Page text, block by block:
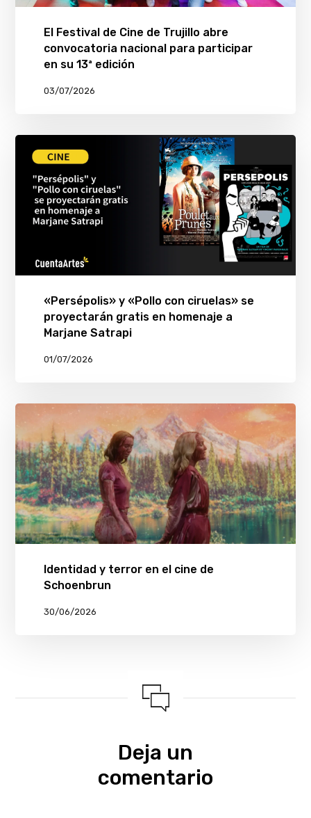
El Festival de Cine de Trujillo abre
convocatoria nacional para participar
en su 13ª edición
03/07/2026
«Persépolis» y «Pollo con ciruelas» se
proyectarán gratis en homenaje a
Marjane Satrapi
01/07/2026
Identidad y terror en el cine de
Schoenbrun
30/06/2026
Deja un
comentario